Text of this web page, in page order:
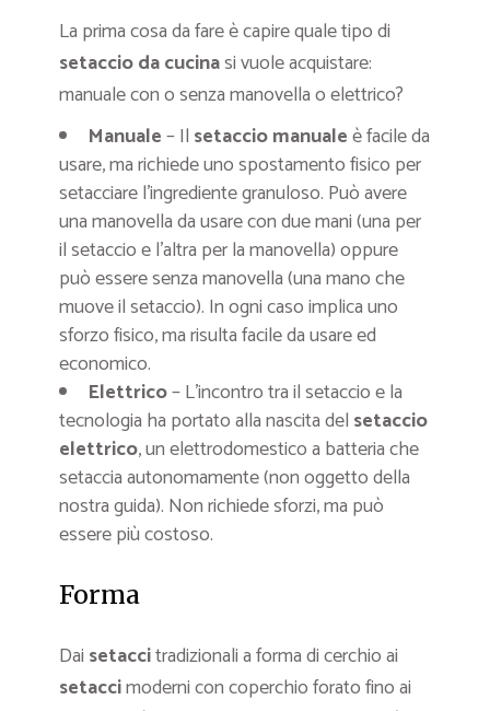
La prima cosa da fare è capire quale tipo di
setaccio da cucinasi vuole acquistare:
manuale con o senza manovella o elettrico?
Manuale– Il setaccio manualeè facile da
usare, ma richiede uno spostamento fisico per
setacciare l’ingrediente granuloso. Può avere
una manovella da usare con due mani (una per
il setaccio e l’altra per la manovella) oppure
può essere senza manovella (una mano che
muove il setaccio). In ogni caso implica uno
sforzo fisico, ma risulta facile da usare ed
economico.
Elettrico– L’incontro tra il setaccio e la
tecnologia ha portato alla nascita del setaccio
elettrico, un elettrodomestico a batteria che
setaccia autonomamente (non oggetto della
nostra guida). Non richiede sforzi, ma può
essere più costoso.
Forma
Dai setaccitradizionali a forma di cerchio ai
setaccimoderni con coperchio forato fino ai